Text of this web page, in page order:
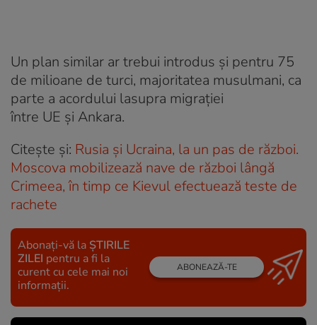
Un plan similar ar trebui introdus și pentru 75
de milioane de turci, majoritatea musulmani, ca
parte a acordului lasupra migrației
între UE și Ankara.
Citește și: Rusia și Ucraina, la un pas de război.
Moscova mobilizează nave de război lângă
Crimeea, în timp ce Kievul efectuează teste de
rachete
Abonați-vă la ȘTIRILE
ZILEI pentru a fi la
curent cu cele mai noi
informații.
ABONEAZĂ-TE